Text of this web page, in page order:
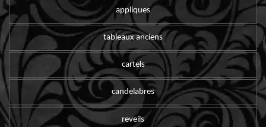
appliques
tableaux anciens
cartels
candelabres
reveils